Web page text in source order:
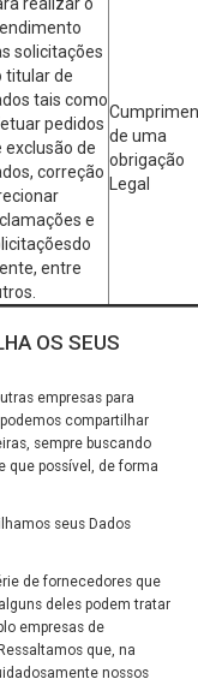
solicitações
titular de
tais como
pedidos
exclusão de
correção
e
entre
de uma
obrigação
Legal
OS SEUS
empresas para
compartilhar
sempre buscando
que possível, de forma
seus Dados
de fornecedores que
deles podem tratar
empresas de
que, na
nossos